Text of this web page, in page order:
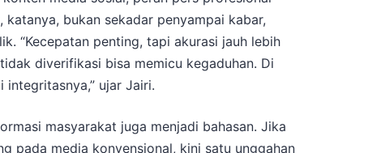
katanya, bukan sekadar penyampai kabar,
“Kecepatan penting, tapi akurasi jauh lebih
diverifikasi bisa memicu kegaduhan. Di
integritasnya,” ujar Jairi.
masyarakat juga menjadi bahasan. Jika
pada media konvensional, kini satu unggahan